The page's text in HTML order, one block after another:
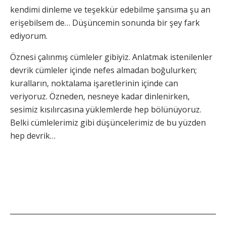
kendimi dinleme ve teşekkür edebilme şansıma şu an
erişebilsem de… Düşüncemin sonunda bir şey fark
ediyorum.
Öznesi çalınmış cümleler gibiyiz. Anlatmak istenilenler
devrik cümleler içinde nefes almadan boğulurken;
kuralların, noktalama işaretlerinin içinde can
veriyoruz. Özneden, nesneye kadar dinlenirken,
sesimiz kısılırcasına yüklemlerde hep bölünüyoruz.
Belki cümlelerimiz gibi düşüncelerimiz de bu yüzden
hep devrik…